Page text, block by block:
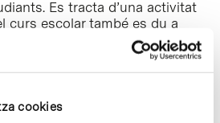
cookies
Es tracta d’una activitat
curs escolar també es du a
Durant els dies
dirigeix exclusivament a la
i especialment a estudiants
En ambdós casos,